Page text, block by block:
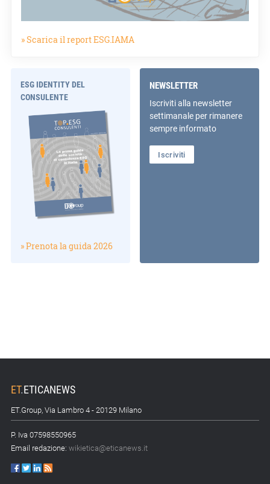
» Scarica il report ESG.IAMA
ESG IDENTITY DEL
CONSULENTE
» Prenota la guida 2026
NEWSLETTER
Iscriviti alla newsletter
settimanale per rimanere
sempre informato
Iscriviti
ET.ETICANEWS
ET.Group, Via Lambro 4 - 20129 Milano
P. Iva 07598550965
Email redazione: wikietica@eticanews.it